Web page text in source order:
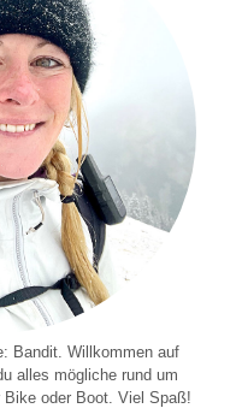
Bandit. Willkommen auf
alles mögliche rund um
oder Boot. Viel Spaß!